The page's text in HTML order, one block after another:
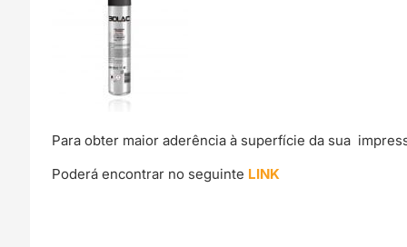
Para obter maior aderência à superfície da sua
Poderá encontrar no seguinte LINK